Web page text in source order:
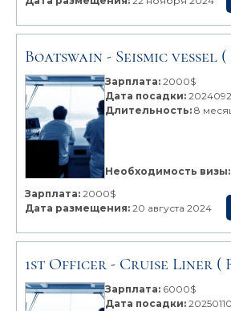
Boatswain - Seismic vessel (
Зарплата: 2000$
Дата посадки:
Длительность: 8
Необходимость визы:
Зарплата: 2000$
Дата размещения: 20 августа 2024
1st Officer - Cruise Liner (
Зарплата: 6000$
Дата посадки: 20250110